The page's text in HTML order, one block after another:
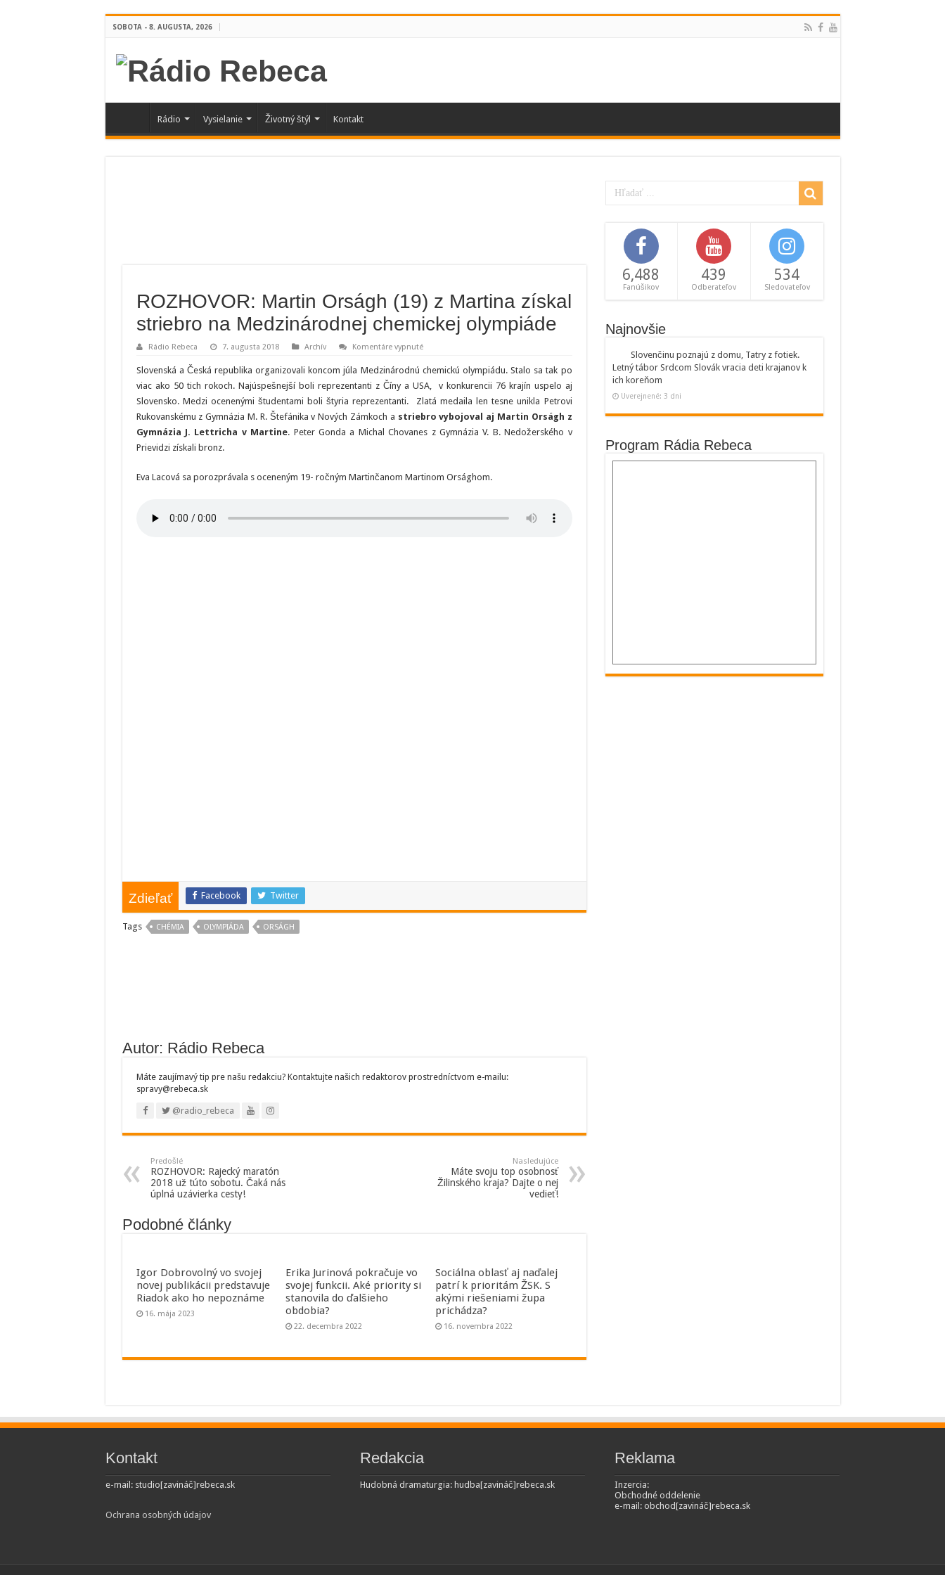
SOBOTA - 8. AUGUSTA, 2026
Rádio Vysielanie Životný štýl Kontakt
ROZHOVOR: Martin Orságh (19) z Martina získal
striebro na Medzinárodnej chemickej olympiáde
Rádio Rebeca 7. augusta 2018 Archív Komentáre vypnuténa
Martin
Orságh
(19)
Martina
striebro
na
Medzinárodnej
Slovenská a Česká republika organizovali koncom júla Medzinárodnú chemickú olympiádu. Stalo sa tak po
viac ako 50 tich rokoch. Najúspešnejší boli reprezentanti z Číny a USA, v konkurencii 76 krajín uspelo aj
Slovensko. Medzi ocenenými študentami boli štyria reprezentanti. Zlatá medaila len tesne unikla Petrovi
Rukovanskému z Gymnázia M. R. Štefánika v Nových Zámkoch a striebro vybojoval aj Martin Orságh z
Gymnázia J. Lettricha v Martine. Peter Gonda a Michal Chovanes z Gymnázia V. B. Nedožerského v
Prievidzi získali bronz.
Eva Lacová sa porozprávala s oceneným 19- ročným Martinčanom Martinom Orsághom.
Zdieľať Facebook Twitter
Tags CHÉMIA OLYMPIÁDA ORSÁGH
Autor: Rádio Rebeca
Máte zaujímavý tip pre našu redakciu? Kontaktujte našich redaktorov prostredníctvom e-mailu:
spravy@rebeca.sk
@radio_rebeca
Predošlé
ROZHOVOR: Rajecký maratón
2018 už túto sobotu. Čaká nás
úplná uzávierka cesty!
Nasledujúce
Máte svoju top osobnosť
Žilinského kraja? Dajte o nej
vedieť!
Podobné články
Igor Dobrovolný vo svojej
novej publikácii predstavuje
Riadok ako ho nepoznáme
16. mája 2023
Erika Jurinová pokračuje vo
svojej funkcii. Aké priority si
stanovila do ďalšieho
obdobia?
22. decembra 2022
Sociálna oblasť aj naďalej
patrí k prioritám ŽSK. S
akými riešeniami župa
prichádza?
16. novembra 2022
6,488
Fanúšikov
439
Odberateľov
534
Sledovateľov
Najnovšie
Slovenčinu poznajú z domu, Tatry z fotiek.
Letný tábor Srdcom Slovák vracia deti krajanov k
ich koreňom
Uverejnené: 3 dni
Program Rádia Rebeca
Kontakt
e-mail: studio[zavináč]rebeca.sk
Ochrana osobných údajov
Redakcia
Hudobná dramaturgia: hudba[zavináč]rebeca.sk
Reklama
Inzercia:
Obchodné oddelenie
e-mail: obchod[zavináč]rebeca.sk